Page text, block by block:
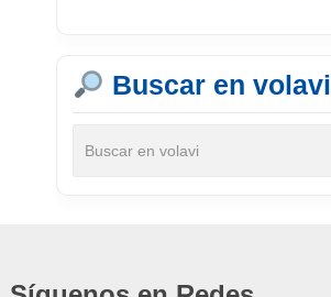
Buscar en volavi